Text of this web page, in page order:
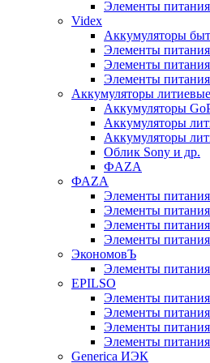
Элементы
Videx
Аккумуляторы
Элементы
Элементы
Элементы
Аккумуляторы литиевые
Аккумуляторы
Аккумуляторы
Аккумуляторы
Облик Sony и др.
ФAZA
ФАZA
Элементы
Элементы
Элементы
Элементы
ЭкономовЪ
Элементы
EPILSO
Элементы
Элементы
Элементы
Элементы
Generica ИЭК